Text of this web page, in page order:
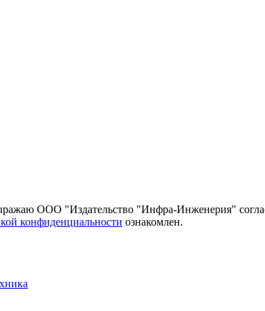
ООО "Издательство "Инфра-Инженерия"
конфиденциальности ознакомлен.